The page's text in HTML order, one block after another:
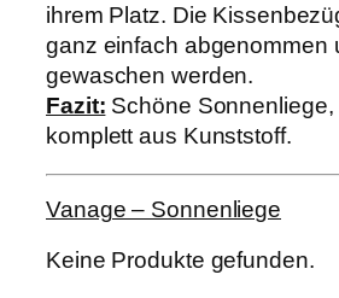
ihrem Platz. Die
ganz einfach abgenommen
gewaschen werden.
Fazit: Schöne Sonnenliege,
komplett aus Kunststoff.
Vanage – Sonnenliege
Keine Produkte gefunden.